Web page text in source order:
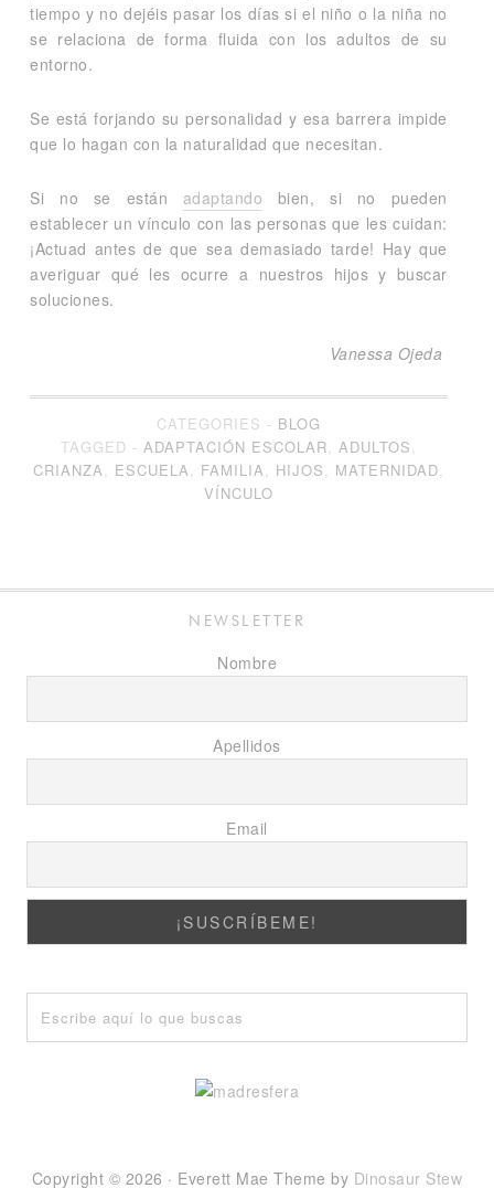
tiempo y no dejéis pasar los días si el niño o la niña no
se relaciona de forma fluida con los adultos de su
entorno.
Se está forjando su personalidad y esa barrera impide
que lo hagan con la naturalidad que necesitan.
Si no se están adaptando bien, si no pueden
establecer un vínculo con las personas que les cuidan:
¡Actuad antes de que sea demasiado tarde! Hay que
averiguar qué les ocurre a nuestros hijos y buscar
soluciones.
Vanessa Ojeda
CATEGORIES - BLOG
TAGGED - ADAPTACIÓN ESCOLAR, ADULTOS,
CRIANZA, ESCUELA, FAMILIA, HIJOS, MATERNIDAD,
VÍNCULO
NEWSLETTER
Nombre
Apellidos
Email
Copyright © 2026 · Everett Mae Theme by Dinosaur Stew